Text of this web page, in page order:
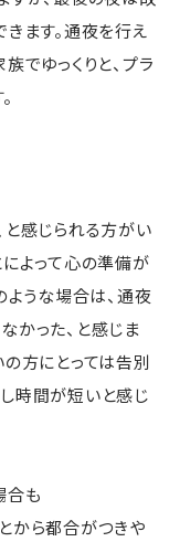
ます。通夜を行え
でゆっくりと、プラ
と感じられる方がい
によって心の準備が
ような場合は、通夜
かった、と感じま
の方にとっては告別
時間が短いと感じ
合も
から都合がつきや